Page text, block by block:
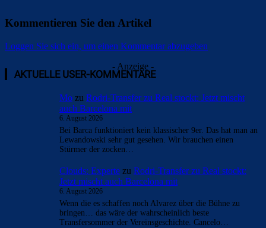
Kommentieren Sie den Artikel
Loggen Sie sich ein, um einen Kommentar abzugeben
- Anzeige -
AKTUELLE USER-KOMMENTARE
Mo zu Rodri-Transfer zu Real stockt: Jetzt mischt
auch Barcelona mit
6. August 2026
Bei Barca funktioniert kein klassischer 9er. Das hat man an
Lewandowski sehr gut gesehen. Wir brauchen einen
Stürmer der zocken…
Clouds: Experte zu Rodri-Transfer zu Real stockt:
Jetzt mischt auch Barcelona mit
6. August 2026
Wenn die es schaffen noch Alvarez über die Bühne zu
bringen… das wäre der wahrscheinlich beste
Transfersommer der Vereinsgeschichte. Cancelo…